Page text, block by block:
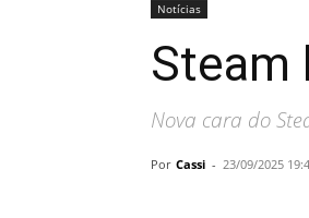
Notícias
Steam
Nova cara do
Por Cassi - 23/09/2025